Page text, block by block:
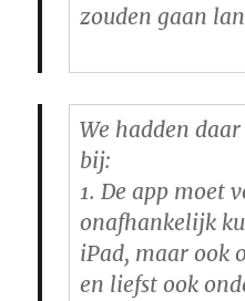
zouden gaan
We hadden
bij:
1. De app moet
onafhankelijk
iPad, maar ook
en liefst ook